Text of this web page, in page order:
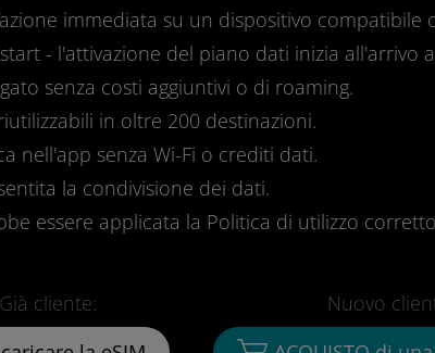
immediata su un dispositivo compatibile
- l'attivazione del piano dati inizia all'arrivo
senza costi aggiuntivi o di roaming.
in oltre 200 destinazioni.
nell'app senza Wi-Fi o crediti dati.
la condivisione dei dati.
essere applicata la Politica di utilizzo
Già cliente:
Nuovo